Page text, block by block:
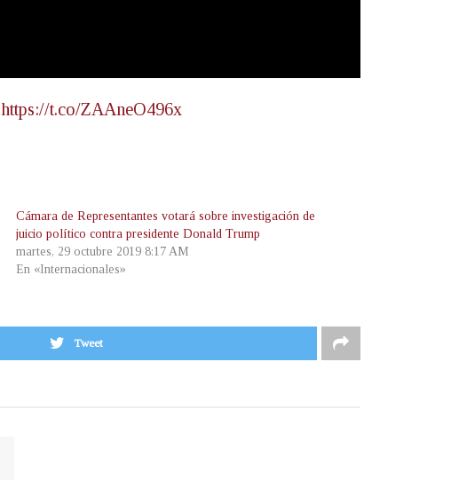
https://t.co/ZAAneO496x
Cámara de Representantes votará sobre investigación de
juicio político contra presidente Donald Trump
martes, 29 octubre 2019 8:17 AM
En «Internacionales»
Tweet